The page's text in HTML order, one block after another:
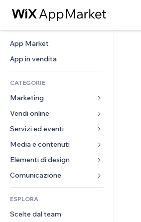
App Market
App in vendita
CATEGORIE
Marketing
Inserzioni
Mobile
Dati analitici
Inserzioni sito
Email
Vendi online
App per Stores
Spedizione e consegna
Tasti Vendi
Amministrazione
Buoni e programmi fedeltà
Servizi ed eventi
Hotel
Eventi
Ristoranti
Immobiliare
Prenotazioni
Media e contenuti
Galleria
Musica
Podcast
Fotografia
Video
Elementi di design
Mappe e navigazione
Privacy e sicurezza
Orologio
Template per pagine
Moduli
Sondaggi
ESPLORA
Scelte dal team